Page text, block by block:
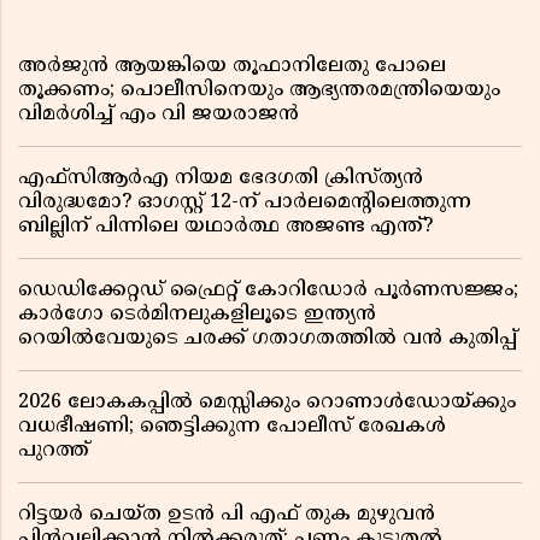
അർജുൻ ആയങ്കിയെ തൂഫാനിലേതു പോലെ
തൂക്കണം; പൊലീസിനെയും ആഭ്യന്തരമന്ത്രിയെയും
വിമർശിച്ച് എം വി ജയരാജൻ
എഫ്സിആർഎ നിയമ ഭേദഗതി ക്രിസ്ത്യൻ
വിരുദ്ധമോ? ഓഗസ്റ്റ് 12-ന് പാർലമെന്റിലെത്തുന്ന
ബില്ലിന് പിന്നിലെ യഥാർത്ഥ അജണ്ട എന്ത്?
ഡെഡിക്കേറ്റഡ് ഫ്രൈറ്റ് കോറിഡോർ പൂർണസജ്ജം;
കാർഗോ ടെർമിനലുകളിലൂടെ ഇന്ത്യൻ
റെയിൽവേയുടെ ചരക്ക് ഗതാഗതത്തിൽ വൻ കുതിപ്പ്
2026 ലോകകപ്പിൽ മെസ്സിക്കും റൊണാൾഡോയ്ക്കും
വധഭീഷണി; ഞെട്ടിക്കുന്ന പോലീസ് രേഖകൾ
പുറത്ത്
റിട്ടയർ ചെയ്ത ഉടൻ പി എഫ് തുക മുഴുവൻ